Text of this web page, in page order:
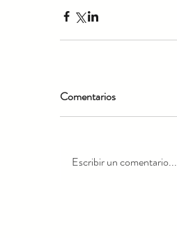
Comentarios
Escribir un comentario...